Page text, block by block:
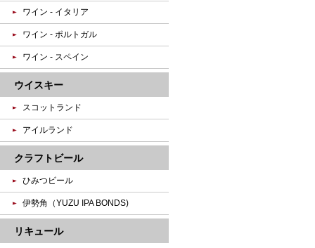
ワイン - イタリア
ワイン - ポルトガル
ワイン - スペイン
ウイスキー
スコットランド
アイルランド
クラフトビール
ひみつビール
伊勢角（YUZU IPA BONDS)
リキュール